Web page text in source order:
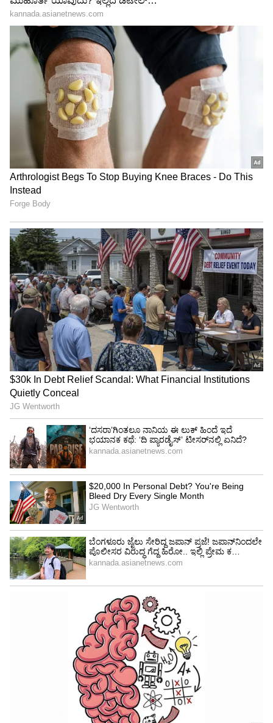
Image Credit :Getty
32 ವರ್ಷ ವಯಸ್ಸು
ಹಾರ್ದಿಕ್‌ ಪಾಂಡ್ಯ ಅವರು ಮೂಲತಃ ಗುಜರಾತ್‌ನ
ಬರೋಡಾದವರು. ಇವರಿಗೆ ಈಗ 32 ವರ್ಷ ವಯಸ್ಸು. ಹತ್ತು
ವರ್ಷಗಳಿಂದ ಪಾಂಡ್ಯ ಅವರು ಮುಂಬೈನ ಲೋವರ್
ಪರೇಲ್‌ನಲ್ಲಿದ್ದರು. ಜೊತೆಗೆ ಮುಂಬೈ ಇಂಡಿಯನ್ಸ್‌ನ
ಘನ್ಸೋಲಿಯಲ್ಲಿ ತರಬೇತಿ ಪಡೆಯುತ್ತಿದ್ದರು. ಮುಂಬೈನ
ಲೋವರ್ ಪರೇಲ್ ಮನೆಯಿಂದ ನಿತ್ಯವೂ ಪ್ರಾಕ್ಟೀಸ್‌ಗೆ
ಬರೋದು ಕಷ್ಟ ಆಗುತ್ತಿತ್ತು.
4
5
Image Credit :ANI
ತೊಡೆಯ ಸ್ನಾಯು ಸಮಸ್ಯೆಯಿಂದಾಗಿ ಅವರು ಭಾರತ ಟೀಂ
ಯುಕೆ (UK) ಪ್ರವಾಸದಿಂದ ಹೊರಬಿದ್ದಿದ್ದಾರೆ. ಬೆಂಗಳೂರಿನ
COE ನಲ್ಲೇ ಅವರು ತರಬೇತಿ ಪಡೆಯುತ್ತಿದ್ದು ಆರು ತಿಂಗಳು
ಆಗಿದೆ. ಕೇಂದ್ರ ಸರ್ಕಾರದ ಒಪ್ಪಂದದಡಿ ಇರುವ ಕ್ರಿಕೆಟರ್‌
ಆಗಿದ್ದಕ್ಕೆ, ಅವರಿಗೆ ಎಲ್ಲ ಸೌಲಭ್ಯ ಸಿಗುತ್ತದೆ.